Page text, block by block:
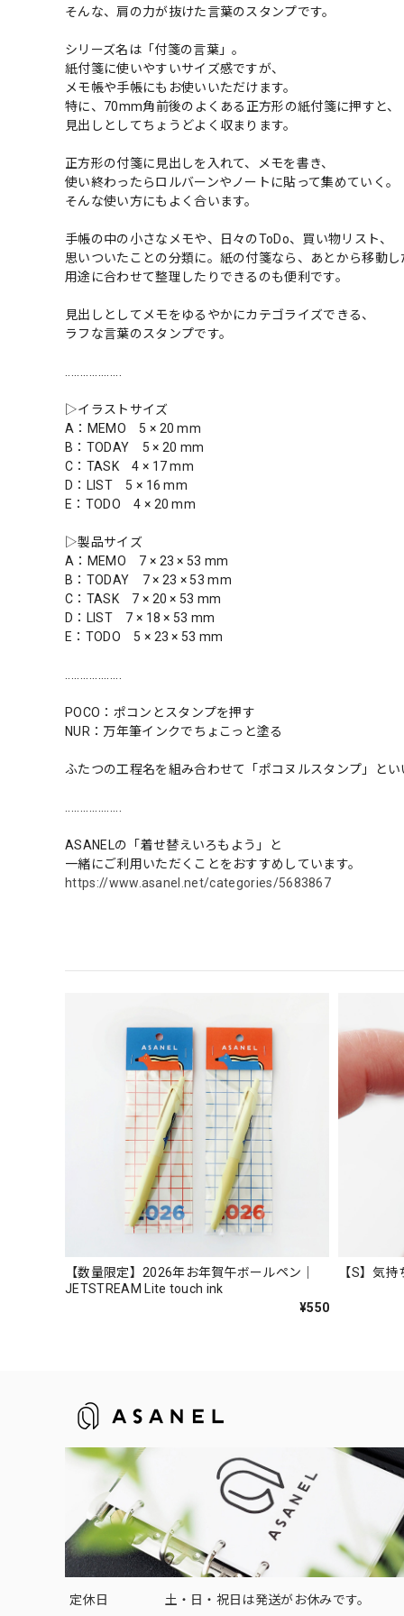
そんな、肩の力が抜けた言葉のスタンプです。
シリーズ名は「付箋の言葉」。
紙付箋に使いやすいサイズ感ですが、
メモ帳や手帳にもお使いいただけます。
特に、70mm角前後のよくある正方形の紙付箋に押すと、
見出しとしてちょうどよく収まります。
正方形の付箋に見出しを入れて、メモを書き、
使い終わったらロルバーンやノートに貼って集めていく。
そんな使い方にもよく合います。
手帳の中の小さなメモや、日々のToDo、買い物リスト、
思いついたことの分類に。紙の付箋なら、あとから移動し
用途に合わせて整理したりできるのも便利です。
見出しとしてメモをゆるやかにカテゴライズできる、
ラフな言葉のスタンプです。
▷イラストサイズ
A：MEMO 5 × 20 mm
B：TODAY 5 × 20 mm
C：TASK 4 × 17 mm
D：LIST 5 × 16 mm
E：TODO 4 × 20 mm
▷製品サイズ
A：MEMO 7 × 23 × 53 mm
B：TODAY 7 × 23 × 53 mm
C：TASK 7 × 20 × 53 mm
D：LIST 7 × 18 × 53 mm
E：TODO 5 × 23 × 53 mm
POCO：ポコンとスタンプを押す
NUR：万年筆インクでちょこっと塗る
ふたつの工程名を組み合わせて「ポコヌルスタンプ」とい
ASANELの「着せ替えいろもよう」と
一緒にご利用いただくことをおすすめしています。
https://www.asanel.net/categories/5683867
【数量限定】2026年お年賀午ボールペン｜
JETSTREAM Lite touch ink
¥550
【S】気
定休日 土・日・祝日は発送がお休みです。